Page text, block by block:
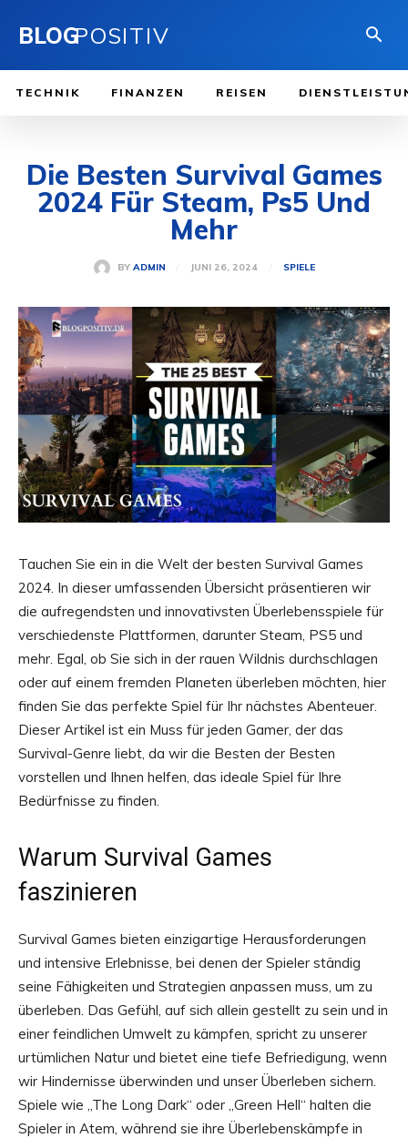
BLOGPOSITIV
TECHNIK FINANZEN REISEN
Die Besten Survival Games
2024 Für Steam, Ps5 Und
Mehr
BY ADMIN JUNI 26, 2024 SPIELE
Tauchen Sie ein in die Welt der besten Survival Games
2024. In dieser umfassenden Übersicht präsentieren wir
die aufregendsten und innovativsten Überlebensspiele für
verschiedenste Plattformen, darunter Steam, PS5 und
mehr. Egal, ob Sie sich in der rauen Wildnis durchschlagen
oder auf einem fremden Planeten überleben möchten, hier
finden Sie das perfekte Spiel für Ihr nächstes Abenteuer.
Dieser Artikel ist ein Muss für jeden Gamer, der das
Survival-Genre liebt, da wir die Besten der Besten
vorstellen und Ihnen helfen, das ideale Spiel für Ihre
Bedürfnisse zu finden.
Warum Survival Games
faszinieren
Survival Games bieten einzigartige Herausforderungen
und intensive Erlebnisse, bei denen der Spieler ständig
seine Fähigkeiten und Strategien anpassen muss, um zu
überleben. Das Gefühl, auf sich allein gestellt zu sein und in
einer feindlichen Umwelt zu kämpfen, spricht zu unserer
urtümlichen Natur und bietet eine tiefe Befriedigung, wenn
wir Hindernisse überwinden und unser Überleben sichern.
Spiele wie „The Long Dark“ oder „Green Hell“ halten die
Spieler in Atem, während sie ihre Überlebenskämpfe in